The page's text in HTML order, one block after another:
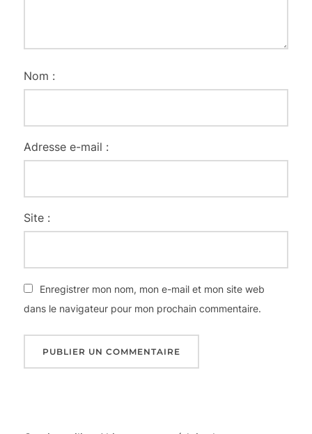
Nom :
Adresse e-mail :
Site :
Enregistrer mon nom, mon e-mail et mon site web
dans le navigateur pour mon prochain commentaire.